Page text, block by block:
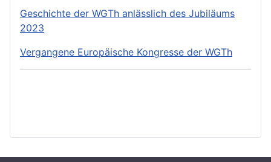
Geschichte der WGTh anlässlich des Jubiläums
2023
Vergangene Europäische Kongresse der WGTh